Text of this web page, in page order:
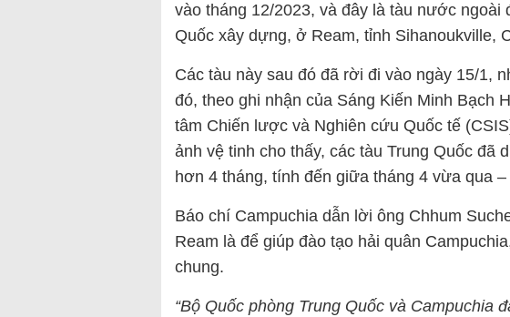
vào tháng 12/2023, và đây là tàu nước ngoài
Quốc xây dựng, ở Ream, tỉnh Sihanoukville,
Các tàu này sau đó đã rời đi vào ngày 15/1,
đó, theo ghi nhận của Sáng Kiến Minh Bạch
tâm Chiến lược và Nghiên cứu Quốc tế
ảnh vệ tinh cho thấy, các tàu Trung Quốc đã
hơn 4 tháng, tính đến giữa tháng 4 vừa qua –
Báo chí Campuchia dẫn lời ông Chhum
Ream là để giúp đào tạo hải quân
chung.
“Bộ Quốc phòng Trung Quốc và Campuchia